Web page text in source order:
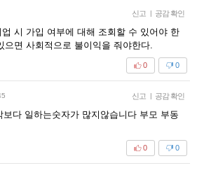
신고 | 공감 확인
시 가입 여부에 대해 조회할 수 있어야 한
면 사회적으로 불이익을 줘야한다.
0
0
신고 | 공감 확인
다 일하는숫자가 많지않습니다 부모 부동
0
0